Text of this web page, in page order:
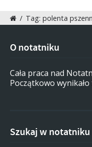
/ Tag: polenta
O notatniku
Cała praca nad
Początkowo
Szukaj w notatniku